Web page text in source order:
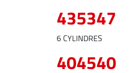
435347
6 CYLINDRES
404540